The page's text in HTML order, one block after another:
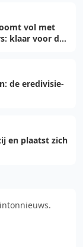
vol met
klaar voor de
de eredivisie-
en plaatst zich